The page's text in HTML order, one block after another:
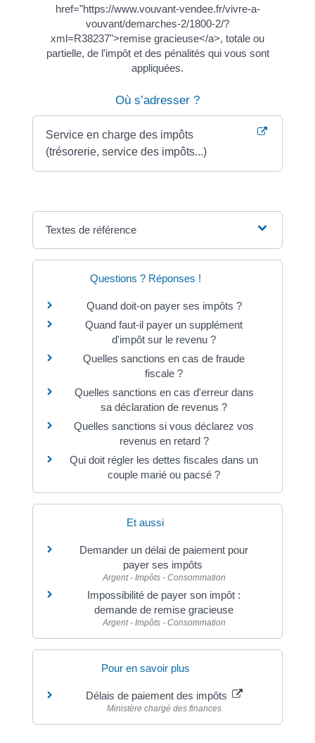
href="https://www.vouvant-vendee.fr/vivre-a-
vouvant/demarches-2/1800-2/?
xml=R38237">remise gracieuse</a>, totale ou
partielle, de l'impôt et des pénalités qui vous sont
appliquées.
Où s’adresser ?
Service en charge des impôts
(trésorerie, service des impôts...)
Textes de référence
Questions ? Réponses !
Quand doit-on payer ses impôts ?
Quand faut-il payer un supplément
d'impôt sur le revenu ?
Quelles sanctions en cas de fraude
fiscale ?
Quelles sanctions en cas d'erreur dans
sa déclaration de revenus ?
Quelles sanctions si vous déclarez vos
revenus en retard ?
Qui doit régler les dettes fiscales dans un
couple marié ou pacsé ?
Et aussi
Demander un délai de paiement pour
payer ses impôts
Argent - Impôts - Consommation
Impossibilité de payer son impôt :
demande de remise gracieuse
Argent - Impôts - Consommation
Pour en savoir plus
Délais de paiement des impôts
Ministère chargé des finances